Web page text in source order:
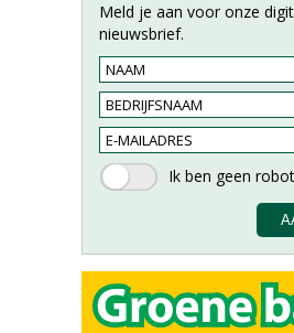
Meld je aan voor onze
nieuwsbrief.